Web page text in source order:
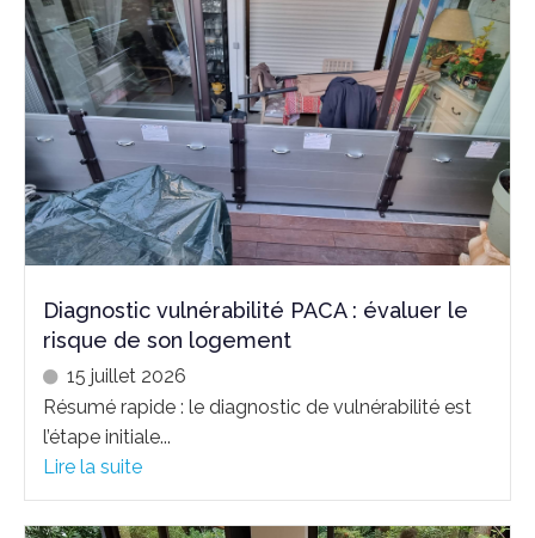
Diagnostic vulnérabilité PACA : évaluer le
risque de son logement
15 juillet 2026
Résumé rapide : le diagnostic de vulnérabilité est
l’étape initiale...
Lire la suite